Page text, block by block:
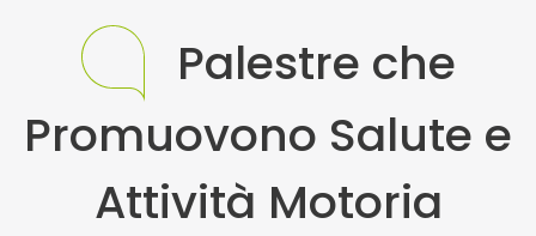
Palestre che
Promuovono Salute e
Attività Motoria